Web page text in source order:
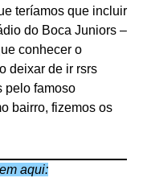
teríamos que incluir
do Boca Juniors –
conhecer o
deixar de ir rsrs
pelo famoso
bairro, fizemos os
aqui: